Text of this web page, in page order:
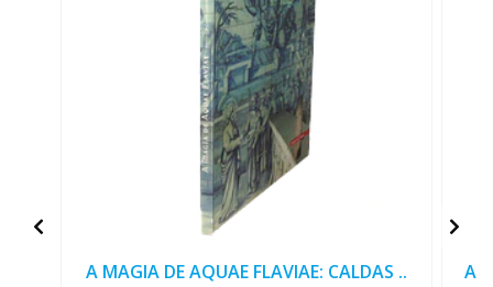
A MAGIA DE AQUAE FLAVIAE: CALDAS ..